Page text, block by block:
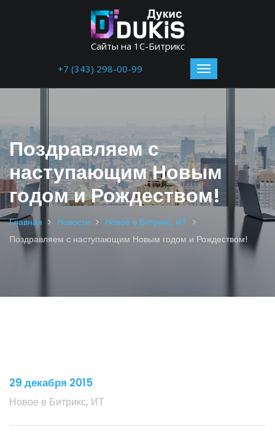
Сайты на 1С-Битрикс
+7 (343) 298-00-99
Поздравляем с
наступающим Новым
годом и Рождеством!
Главная Новости
Новое в Битрикс, ИТ
Поздравляем с наступающим Новым годом и Рождеством!
29 декабря 2015
Новое в Битрикс, ИТ